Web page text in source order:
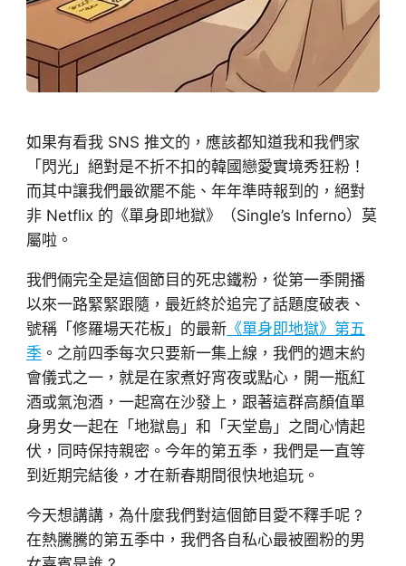
如果有看我 SNS 推文的，應該都知道我和我們家
「閃光」絕對是不折不扣的韓國戀愛實境秀狂粉！
而其中讓我們最欲罷不能、年年準時報到的，絕對
非 Netflix 的《單身即地獄》（Single’s Inferno）莫
屬啦。
我們倆完全是這個節目的死忠鐵粉，從第一季開播
以來一路緊緊跟隨，最近終於追完了話題度破表、
號稱「修羅場天花板」的最新《單身即地獄》第五
季 。之前四季每次只要新一集上線，我們的週末約
會儀式之一，就是在家煮好宵夜或點心，開一瓶紅
酒或氣泡酒，一起窩在沙發上，跟著這群高顏值單
身男女一起在「地獄島」和「天堂島」之間心情起
伏，同時保持親密。今年的第五季，我們是一直等
到近期完結後，才在新春期間很快地追玩。
今天想講講，為什麼我們對這個節目愛不釋手呢 ?
在熱騰騰的第五季中，我們各自私心最被圈粉的男